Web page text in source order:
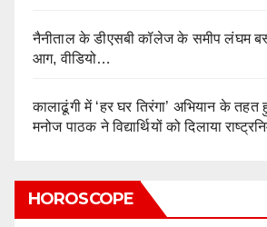
नैनीताल के डीएसबी कॉलेज के समीप लंघम
आग, वीडियो…
कालाढूंगी में ‘हर घर तिरंगा’ अभियान के तहत
मनोज पाठक ने विद्यार्थियों को दिलाया
HOROSCOPE